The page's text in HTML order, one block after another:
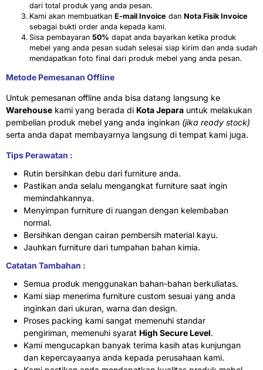
dari total produk yang anda pesan.
Kami akan membuatkan E-mail Invoice dan Nota Fisik Invoice
sebagai bukti order anda kepada kami.
Sisa pembayaran 50% dapat anda bayarkan ketika produk
mebel yang anda pesan sudah selesai siap kirim dan anda sudah
mendapatkan foto final dari produk mebel yang anda pesan.
Metode Pemesanan Offline
Untuk pemesanan offline anda bisa datang langsung ke
Warehouse kami yang berada di Kota Jepara untuk melakukan
pembelian produk mebel yang anda inginkan (jika ready stock)
serta anda dapat membayarnya langsung di tempat kami juga.
Tips Perawatan :
Rutin bersihkan debu dari furniture anda.
Pastikan anda selalu mengangkat furniture saat ingin
memindahkannya.
Menyimpan furniture di ruangan dengan kelembaban
normal.
Bersihkan dengan cairan pembersih material kayu.
Jauhkan furniture dari tumpahan bahan kimia.
Catatan Tambahan :
Semua produk menggunakan bahan-bahan berkuliatas.
Kami siap menerima furniture custom sesuai yang anda
inginkan dari ukuran, warna dan design.
Proses packing kami sangat memenuhi standar
pengiriman, memenuhi syarat High Secure Level.
Kami mengucapkan banyak terima kasih atas kunjungan
dan kepercayaanya anda kepada perusahaan kami.